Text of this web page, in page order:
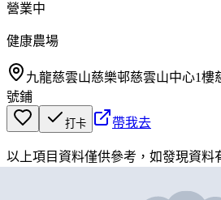
營業中
健康農場
九龍慈雲山慈樂邨慈雲山中心1樓
號鋪
打卡 帶我去
以上項目資料僅供參考，如發現資料